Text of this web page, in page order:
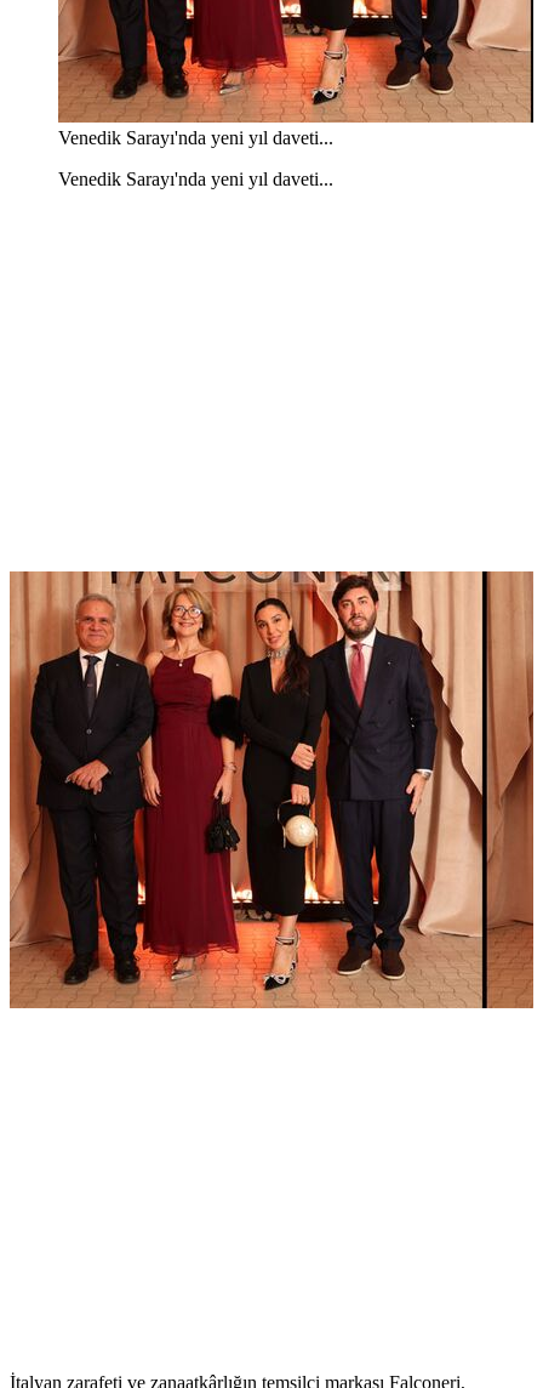
Venedik Sarayı'nda yeni yıl daveti...
Venedik Sarayı'nda yeni yıl daveti...
İtalyan zarafeti ve zanaatkârlığın temsilci markası Falconeri,